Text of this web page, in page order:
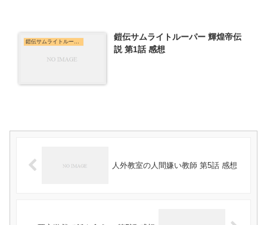
鎧伝サムライトルーパー 輝煌帝伝説
鎧伝サムライトルーパー 輝煌帝伝
説 第1話 感想
人外教室の人間嫌い教師 第5話 感想